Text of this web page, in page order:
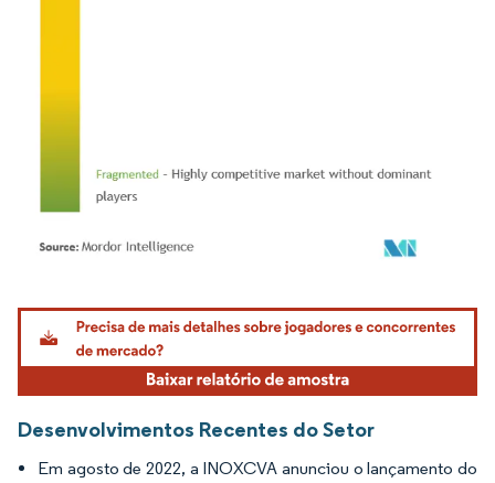
Imagem © Mordor Intelligence. O reuso requer atribuição conforme CC BY 4.0.
Desenvolvimentos Recentes do Setor
Em agosto de 2022, a INOXCVA anunciou o lançamento do